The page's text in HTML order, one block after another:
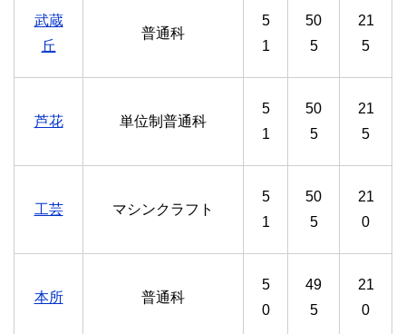
武蔵
丘
普通科
5
1
50
5
21
5
芦花 単位制普通科
5
1
50
5
21
5
工芸 マシンクラフト
5
1
50
5
21
0
本所 普通科
5
0
49
5
21
0